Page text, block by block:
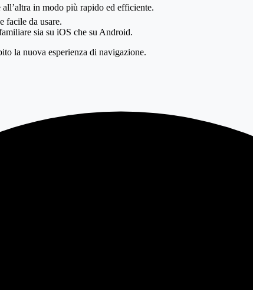
all’altra in modo più rapido ed efficiente.
facile da usare.
sia su iOS che su Android.
la nuova esperienza di navigazione.